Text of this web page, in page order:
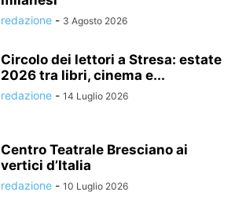
redazione - 3 Agosto 2026
Circolo dei lettori a Stresa: estate
2026 tra libri, cinema e...
redazione - 14 Luglio 2026
Centro Teatrale Bresciano ai
vertici d’Italia
redazione - 10 Luglio 2026